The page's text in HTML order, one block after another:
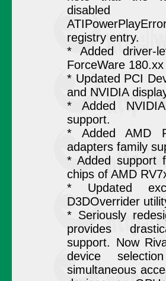
registry entry.
* Added driver-
ForceWare
* Updated PCI
and NVIDIA
* Added
support.
* Added AMD
adapters family
* Added support
chips of AMD
* Updated
D3DOverrider
* Seriously
provides
support. Now
device
simultaneous